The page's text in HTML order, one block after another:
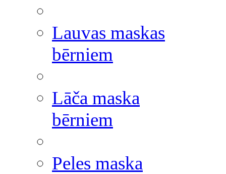
Lauvas maskas
bērniem
Lāča maska
bērniem
Peles maska